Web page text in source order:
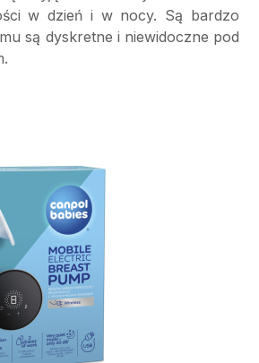
w dzień i w nocy. Są bardzo
są dyskretne i niewidoczne pod